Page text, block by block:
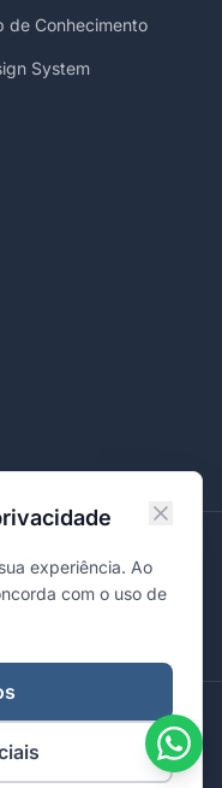
de Conhecimento
System
Ponta Grossa
Todos os direitos
experiência. Ao
com o uso de